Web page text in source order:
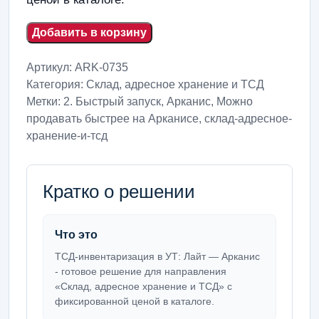
Добавить в корзину
Артикул: ARK-0735
Категория: Склад, адресное хранение и ТСД
Метки: 2. Быстрый запуск, Арканис, Можно
продавать быстрее на Арканисе, склад-адресное-
хранение-и-тсд
Кратко о решении
Что это
ТСД-инвентаризация в УТ: Лайт — Арканис
- готовое решение для направления
«Склад, адресное хранение и ТСД» с
фиксированной ценой в каталоге.